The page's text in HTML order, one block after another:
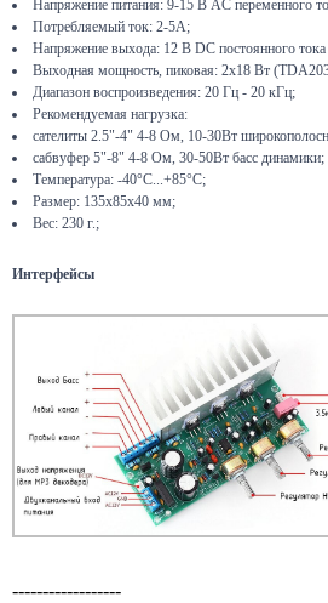
Напряжение питания: 9-15 В AC переменного
Потребляемый ток: 2-5А;
Напряжение выхода: 12 В DC постоянного
Выходная мощность, пиковая: 2х18 Вт
Диапазон воспроизведения: 20 Гц - 20 кГц;
Рекомендуемая нагрузка:
сателиты 2.5"-4" 4-8 Ом, 10-30Вт
сабвуфер 5"-8" 4-8 Ом, 30-50Вт басс динамики;
Температура: -40°C...+85°C;
Размер: 135x85x40 мм;
Вес: 230 г.;
Интерфейсы
------------------